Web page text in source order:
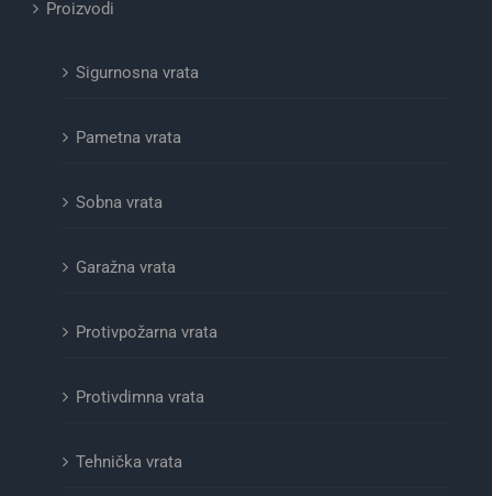
Proizvodi
Sigurnosna vrata
Pametna vrata
Sobna vrata
Garažna vrata
Protivpožarna vrata
Protivdimna vrata
Tehnička vrata